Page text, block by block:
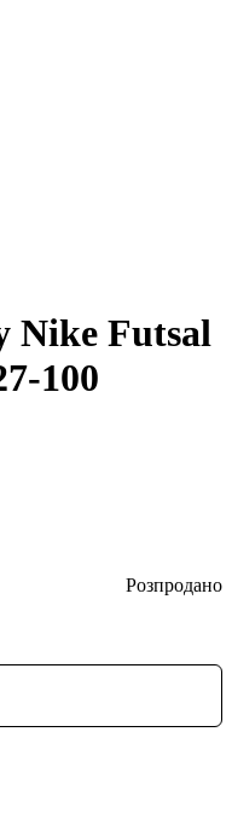
Nike Futsal
100